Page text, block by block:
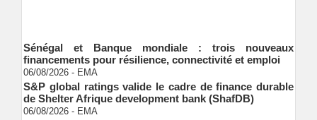
Sénégal et Banque mondiale : trois nouveaux
financements pour résilience, connectivité et emploi
06/08/2026 -EMA
S&P global ratings valide le cadre de finance durable
de Shelter Afrique development bank (ShafDB)
06/08/2026 -EMA